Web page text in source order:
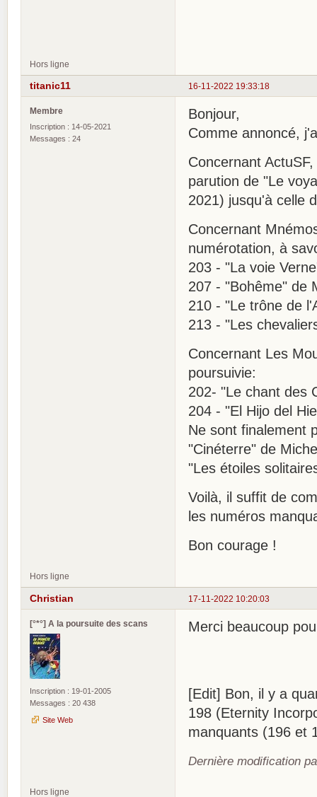
Hors ligne
16-11-2022 19:33:18
titanic11
Membre
Inscription : 14-05-2021
Messages : 24
Bonjour,
Comme annoncé,
Concernant
parution de "Le
2021) jusqu'à celle
Concernant
numérotation, à
203 - "La voie
207 - "Bohême" de
210 - "Le trône de
213 - "Les
Concernant Les
poursuivie:
202- "Le chant des
204 - "El Hijo del
Ne sont finalement
"Cinéterre" de
"Les étoiles
Voilà, il suffit de
les numéros
Bon courage !
Hors ligne
17-11-2022 10:20:03
Christian
[°*°] A la poursuite des scans
Inscription : 19-01-2005
Messages : 20 438
Site Web
Merci beaucoup
[Edit] Bon, il y a
198 (Eternity
manquants (196 et
Dernière modification
Hors ligne